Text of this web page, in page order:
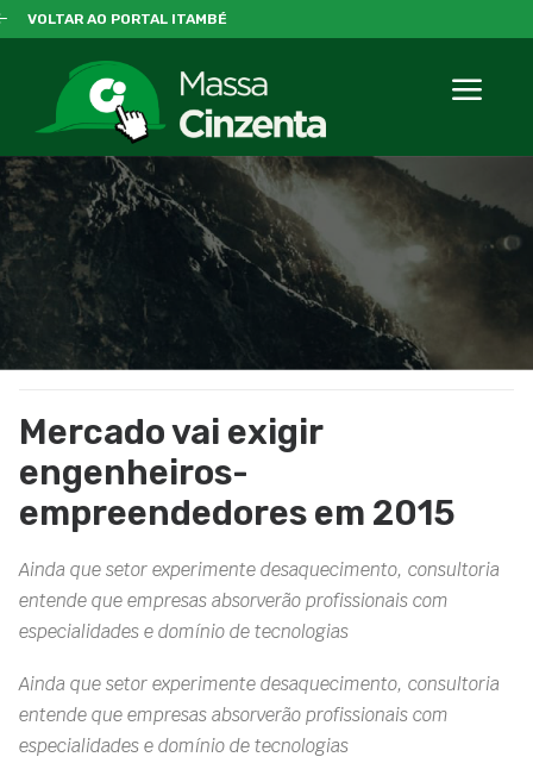
VOLTAR AO PORTAL ITAMBÉ
Mercado vai exigir
engenheiros-
empreendedores em 2015
Ainda que setor experimente desaquecimento, consultoria
entende que empresas absorverão profissionais com
especialidades e domínio de tecnologias
Ainda que setor experimente desaquecimento, consultoria
entende que empresas absorverão profissionais com
especialidades e domínio de tecnologias